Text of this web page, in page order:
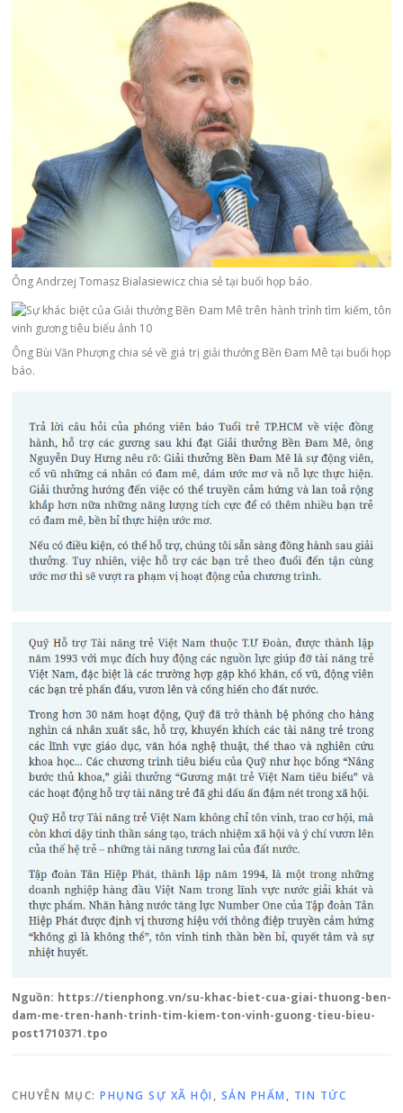
Ông Andrzej Tomasz Bialasiewicz chia sẻ tại buổi họp báo.
Ông Bùi Văn Phượng chia sẻ về giá trị giải thưởng Bền Đam Mê tại buổi họp
báo.
Nguồn: https://tienphong.vn/su-khac-biet-cua-giai-thuong-ben-
dam-me-tren-hanh-trinh-tim-kiem-ton-vinh-guong-tieu-bieu-
post1710371.tpo
CHUYÊN MỤC:PHỤNG SỰ XÃ HỘI , SẢN PHẨM , TIN TỨC